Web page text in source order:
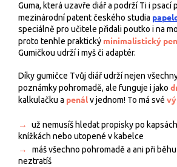
Guma, která uzavře diář a podrží Ti i psací
mezinárodní patent českého studia
speciálně pro učitele přidali poutko i na
proto tenhle praktický minimalistický
Gumičkou udrží i myš či adaptér.
Díky gumičce Tvůj diář udrží nejen
poznámky pohromadě, ale funguje i jako
kalkulačku a penálv jednom! To má své
→
už nemusíš hledat propisky po
knížkách nebo utopené v kabelce
→
máš všechno pohromadě a ani při
neztratíš